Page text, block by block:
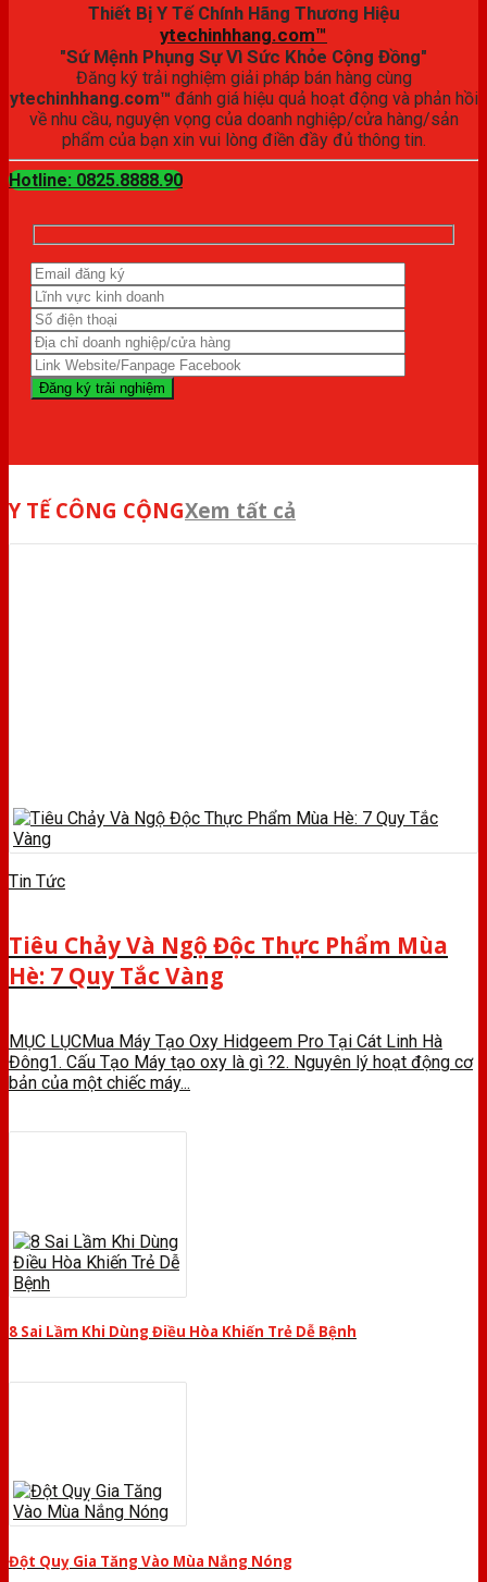
Thiết Bị Y Tế Chính Hãng Thương Hiệu
ytechinhhang.com™
"Sứ Mệnh Phụng Sự Vì Sức Khỏe Cộng Đồng"
Đăng ký trải nghiệm giải pháp bán hàng cùng
ytechinhhang.com™ đánh giá hiệu quả hoạt động và phản hồi
về nhu cầu, nguyện vọng của doanh nghiệp/cửa hàng/sản
phẩm của bạn xin vui lòng điền đầy đủ thông tin.
Hotline: 0825.8888.90
Y TẾ CÔNG CỘNGXem tất cả
Tin Tức
Tiêu Chảy Và Ngộ Độc Thực Phẩm Mùa
Hè: 7 Quy Tắc Vàng
MỤC LỤCMua Máy Tạo Oxy Hidgeem Pro Tại Cát Linh Hà
Đông1. Cấu Tạo Máy tạo oxy là gì ?2. Nguyên lý hoạt động cơ
bản của một chiếc máy...
8 Sai Lầm Khi Dùng Điều Hòa Khiến Trẻ Dễ Bệnh
Đột Quỵ Gia Tăng Vào Mùa Nắng Nóng